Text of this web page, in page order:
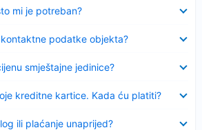
mi je potreban?
podatke objekta?
smještajne jedinice?
kreditne kartice. Kada ću platiti?
ili plaćanje unaprijed?